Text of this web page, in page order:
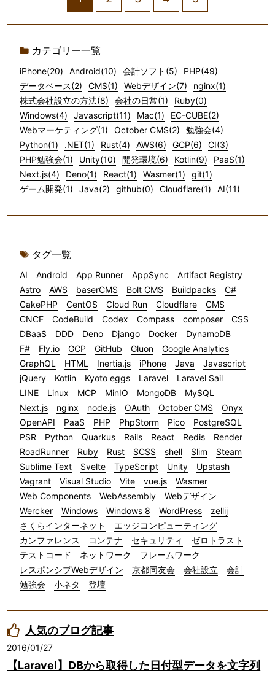
カテゴリー一覧
iPhone(20) Android(10) 会計ソフト(5)
PHP(49)
データベース(2)
CMS(1) Webデザイン(7)
nginx(1)
株式会社設立の方法(8)
会社の日常(1)
Ruby(0)
Windows(4)
Javascript(11) Mac(1)
EC-CUBE(2)
Webマーケティング(1)
October CMS(2)
勉強会(4)
Python(1)
.NET(1) Rust(4) AWS(6) GCP(6)
CI(3)
PHP勉強会(1)
Unity(10) 開発環境(6) Kotlin(9)
PaaS(1)
Next.js(4)
Deno(1) React(1) Wasmer(1)
git(1)
ゲーム開発(1)
Java(2) github(0) Cloudflare(1) AI(11)
タグ一覧
AI Android App Runner AppSync
Artifact Registry
Astro
AWS baserCMS Bolt CMS Buildpacks
C#
CakePHP
CentOS Cloud Run Cloudflare
CMS
CNCF
CodeBuild Codex Compass composer
CSS
DBaaS
DDD Deno Django Docker
DynamoDB
F#
Fly.io GCP GitHub Gluon
Google Analytics
GraphQL
HTML Inertia.js iPhone Java
Javascript
jQuery
Kotlin Kyoto eggs Laravel
Laravel Sail
LINE
Linux MCP MinIO MongoDB
MySQL
Next.js
nginx node.js OAuth October CMS
Onyx
OpenAPI
PaaS PHP PhpStorm Pico
PostgreSQL
PSR
Python Quarkus Rails React Redis
Render
RoadRunner
Ruby Rust SCSS shell Slim
Steam
Sublime Text
Svelte TypeScript Unity
Upstash
Vagrant
Visual Studio Vite vue.js
Wasmer
Web Components
WebAssembly
Webデザイン
Wercker
Windows Windows 8 WordPress
zellij
さくらインターネット
エッジコンピューティング
カンファレンス
コンテナ セキュリティ
ゼロトラスト
テストコード
ネットワーク
フレームワーク
レスポンシブWebデザイン
京都同友会 会社設立
会計
勉強会
小ネタ 登壇
人気のブログ記事
2016/01/27
【Laravel】DBから取得した日付型データを文字列